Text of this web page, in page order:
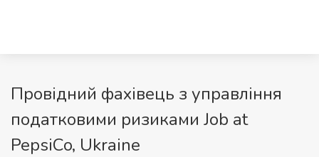
Провідний фахівець з управління
податковими ризиками Job at
PepsiCo, Ukraine